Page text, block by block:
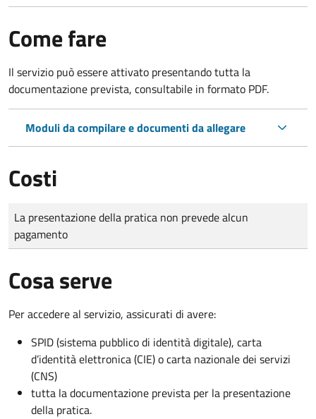
Come fare
Il servizio può essere attivato presentando tutta la
documentazione prevista, consultabile in formato PDF.
Moduli da compilare e documenti da allegare
Costi
Tipo di pagamento
Importo
La presentazione della pratica non prevede alcun
pagamento
Cosa serve
Per accedere al servizio, assicurati di avere:
SPID (sistema pubblico di identità digitale), carta
d’identità elettronica (CIE) o carta nazionale dei servizi
(CNS)
tutta la documentazione prevista per la presentazione
della pratica.